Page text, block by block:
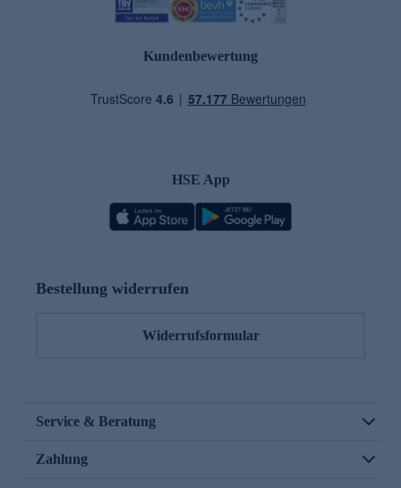
Kundenbewertung
HSE App
Bestellung widerrufen
Widerrufsformular
Service & Beratung
Zahlung